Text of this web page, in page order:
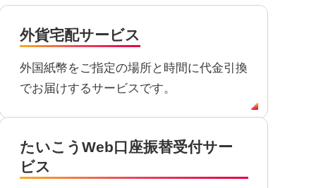
外貨宅配サービス
外国紙幣をご指定の場所と時間に代金引換
でお届けするサービスです。
たいこうWeb口座振替受付サー
ビス